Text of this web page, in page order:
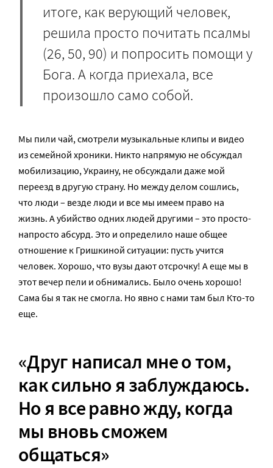
итоге, как верующий человек,
решила просто почитать псалмы
(26, 50, 90) и попросить помощи у
Бога. А когда приехала, все
произошло само собой.
Мы пили чай, смотрели музыкальные клипы и видео
из семейной хроники. Никто напрямую не обсуждал
мобилизацию, Украину, не обсуждали даже мой
переезд в другую страну. Но между делом сошлись,
что люди – везде люди и все мы имеем право на
жизнь. А убийство одних людей другими – это просто-
напросто абсурд. Это и определило наше общее
отношение к Гришкиной ситуации: пусть учится
человек. Хорошо, что вузы дают отсрочку! А еще мы в
этот вечер пели и обнимались. Было очень хорошо!
Сама бы я так не смогла. Но явно с нами там был Кто-то
еще.
«Друг написал мне о том,
как сильно я заблуждаюсь.
Но я все равно жду, когда
мы вновь сможем
общаться»